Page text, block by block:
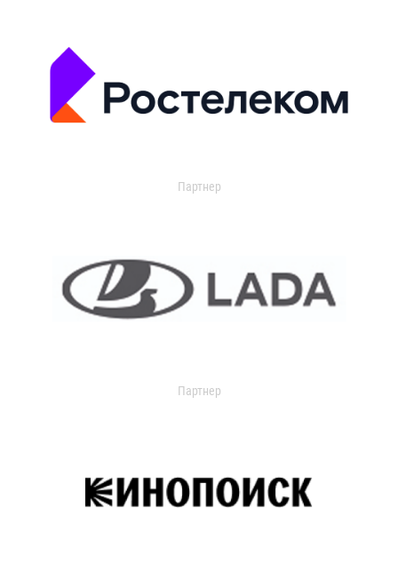
Партнер
Партнер